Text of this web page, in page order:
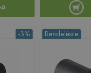
-3% Rendelésre